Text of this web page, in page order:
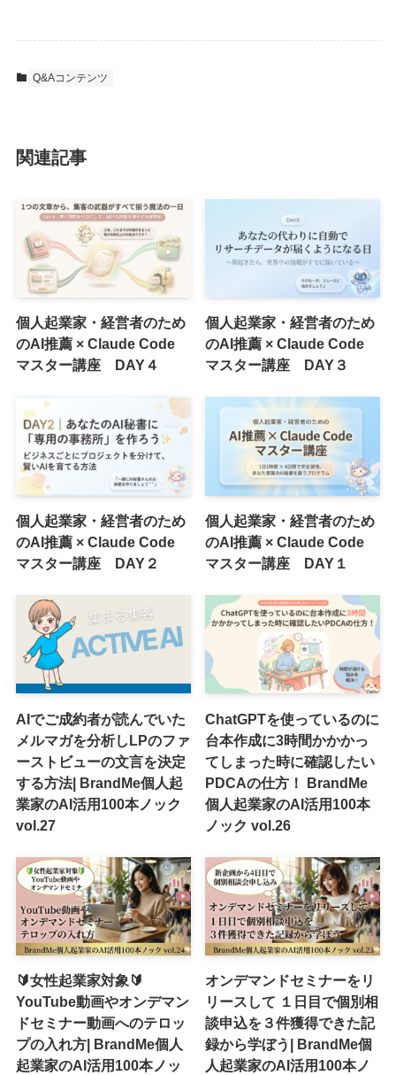
Q&Aコンテンツ
関連記事
個人起業家・経営者のため
のAI推薦 × Claude Code
マスター講座 DAY４
個人起業家・経営者のため
のAI推薦 × Claude Code
マスター講座 DAY３
個人起業家・経営者のため
のAI推薦 × Claude Code
マスター講座 DAY２
個人起業家・経営者のため
のAI推薦 × Claude Code
マスター講座 DAY１
AIでご成約者が読んでいた
メルマガを分析しLPのファ
ーストビューの文言を決定
する方法| BrandMe個人起
業家のAI活用100本ノック
vol.27
ChatGPTを使っているのに
台本作成に3時間かかかっ
てしまった時に確認したい
PDCAの仕方！ BrandMe
個人起業家のAI活用100本
ノック vol.26
🔰女性起業家対象🔰
YouTube動画やオンデマン
ドセミナー動画へのテロッ
プの入れ方| BrandMe個人
起業家のAI活用100本ノッ
オンデマンドセミナーをリ
リースして １日目で個別相
談申込を３件獲得できた記
録から学ぼう| BrandMe個
人起業家のAI活用100本ノ